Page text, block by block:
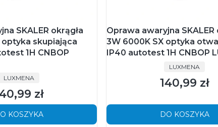
SKALER okrągła
skupiająca
1H CNBOP
PRODUCENT
LUXMENA
zł
KOSZYKA
Oprawa awaryjna SKALER
3W 6000K SX optyka
IP40 autotest 1H CNBOP
PRODUCENT
LUXMENA
Cena
140,99 zł
DO KOSZYKA